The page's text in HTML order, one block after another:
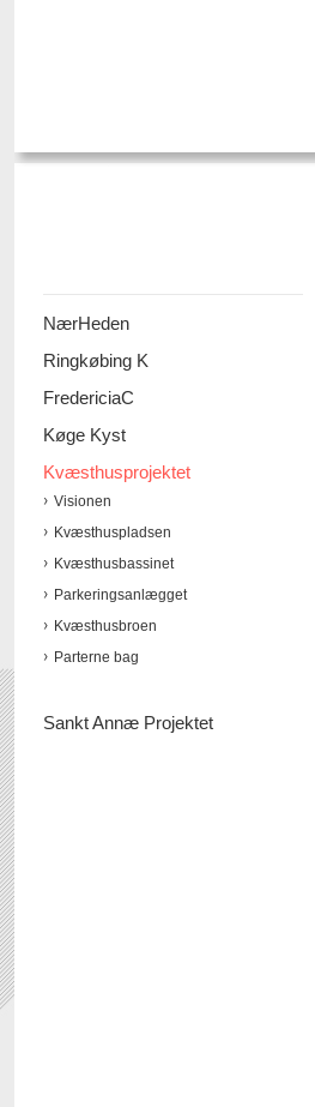
NærHeden
Ringkøbing K
FredericiaC
Køge Kyst
Kvæsthusprojektet
Visionen
Kvæsthuspladsen
Kvæsthusbassinet
Parkeringsanlægget
Kvæsthusbroen
Parterne bag
Sankt Annæ Projektet